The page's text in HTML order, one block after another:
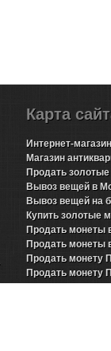
Карта
Интернет-
Магазин
Продать
Вывоз вещей в
Вывоз вещей на
Купить золотые
Продать монеты
Продать монеты
Продать монету
Продать монету